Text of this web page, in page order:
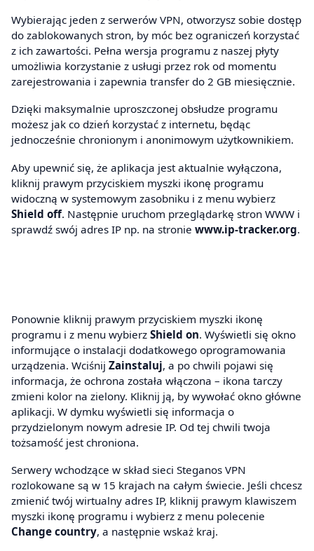
Wybierając jeden z serwerów VPN, otworzysz sobie dostęp
do zablokowanych stron, by móc bez ograniczeń korzystać
z ich zawartości. Pełna wersja programu z naszej płyty
umożliwia korzystanie z usługi przez rok od momentu
zarejestrowania i zapewnia transfer do 2 GB miesięcznie.
Dzięki maksymalnie uproszczonej obsłudze programu
możesz jak co dzień korzystać z internetu, będąc
jednocześnie chronionym i anonimowym użytkownikiem.
Aby upewnić się, że aplikacja jest aktualnie wyłączona,
kliknij prawym przyciskiem myszki ikonę programu
widoczną w systemowym zasobniku i z menu wybierz
Shield off. Następnie uruchom przeglądarkę stron WWW i
sprawdź swój adres IP np. na stronie www.ip-tracker.org.
Ponownie kliknij prawym przyciskiem myszki ikonę
programu i z menu wybierz Shield on. Wyświetli się okno
informujące o instalacji dodatkowego oprogramowania
urządzenia. Wciśnij Zainstaluj, a po chwili pojawi się
informacja, że ochrona została włączona – ikona tarczy
zmieni kolor na zielony. Kliknij ją, by wywołać okno główne
aplikacji. W dymku wyświetli się informacja o
przydzielonym nowym adresie IP. Od tej chwili twoja
tożsamość jest chroniona.
Serwery wchodzące w skład sieci Steganos VPN
rozlokowane są w 15 krajach na całym świecie. Jeśli chcesz
zmienić twój wirtualny adres IP, kliknij prawym klawiszem
myszki ikonę programu i wybierz z menu polecenie
Change country, a następnie wskaż kraj.